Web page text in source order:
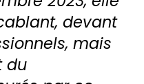
devant
mais
du